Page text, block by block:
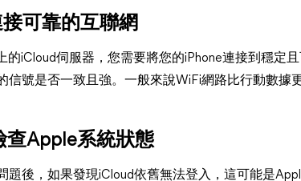
可靠的互聯網
的iCloud伺服器，您需要將您的iPhone連接到穩定
信號是否一致且強。一般來說WiFi網路比行動數據
查Apple系統狀態
題後，如果發現iCloud依舊無法登入，這可能是